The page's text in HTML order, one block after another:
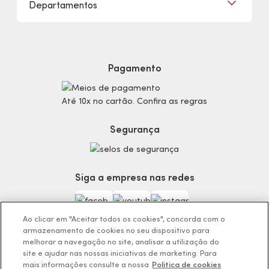
Trabalhe Conosco
Mapa do Site
Preferências de Cookies
Consumidor.gov.br
Código de defesa do consumidor
Trocas e Devoluções
Departamentos
Produtos Masculinos
Teste do Tom de Base
Teste da Fragrância Perfeita
Encontre o Presente Ideal!
Beauty Week
Guia da Beleza Eudora
Pagamento
Até 10x no cartão. Confira as regras
Segurança
Siga a empresa nas redes
Ao clicar em "Aceitar todos os cookies", concorda com o
armazenamento de cookies no seu dispositivo para
melhorar a navegação no site, analisar a utilização do
site e ajudar nas nossas iniciativas de marketing. Para
mais informações consulte a nossa Politica de cookies